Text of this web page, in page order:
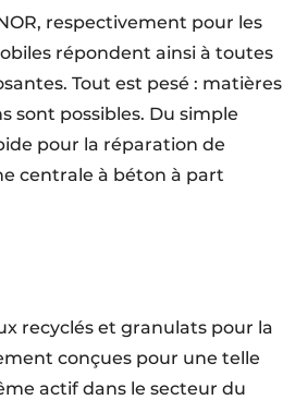
respectivement pour les
répondent ainsi à toutes
Tout est pesé : matières
sont possibles. Du simple
pour la réparation de
centrale à béton à part
recyclés et granulats pour la
conçues pour une telle
actif dans le secteur du